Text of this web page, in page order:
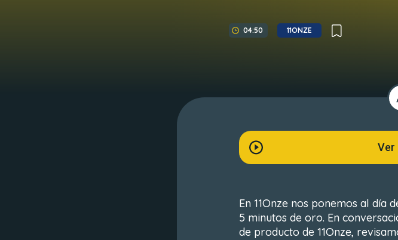
04:50 11ONZE
Ver
En 11Onze nos ponemos al día
5 minutos de oro. En
de producto de 11Onze,